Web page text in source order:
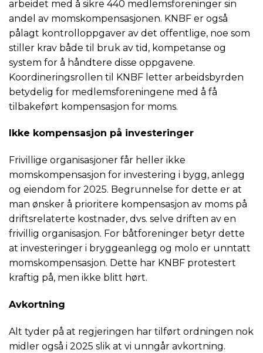
arbeidet med å sikre 440 medlemsforeninger sin
andel av momskompensasjonen. KNBF er også
pålagt kontrolloppgaver av det offentlige, noe som
stiller krav både til bruk av tid, kompetanse og
system for å håndtere disse oppgavene.
Koordineringsrollen til KNBF letter arbeidsbyrden
betydelig for medlemsforeningene med å få
tilbakeført kompensasjon for moms.
Ikke kompensasjon på investeringer
Frivillige organisasjoner får heller ikke
momskompensasjon for investering i bygg, anlegg
og eiendom for 2025. Begrunnelse for dette er at
man ønsker å prioritere kompensasjon av moms på
driftsrelaterte kostnader, dvs. selve driften av en
frivillig organisasjon. For båtforeninger betyr dette
at investeringer i bryggeanlegg og molo er unntatt
momskompensasjon. Dette har KNBF protestert
kraftig på, men ikke blitt hørt.
Avkortning
Alt tyder på at regjeringen har tilført ordningen nok
midler også i 2025 slik at vi unngår avkortning.